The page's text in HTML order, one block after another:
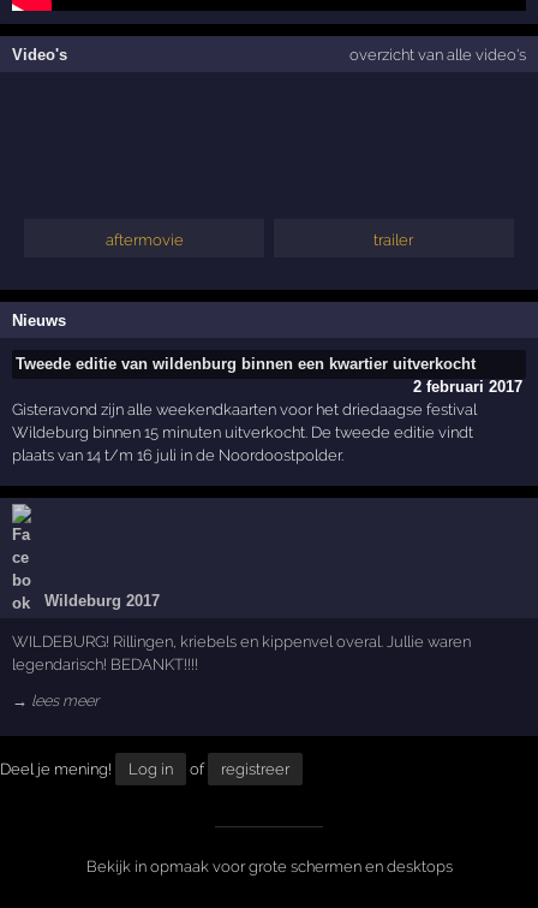
Video's overzicht van alle video's
aftermovie trailer
Nieuws
Tweede editie van wildenburg binnen een kwartier uitverkocht
2 februari 2017
Gisteravond zijn alle weekendkaarten voor het driedaagse festival
Wildeburg binnen 15 minuten uitverkocht. De tweede editie vindt
plaats van 14 t/m 16 juli in de Noordoostpolder.
Wildeburg 2017
WILDEBURG! Rillingen, kriebels en kippenvel overal. Jullie waren
legendarisch! BEDANKT!!!!
→ lees meer
Deel je mening! Log in of registreer
Bekijk in opmaak voor grote schermen en desktops